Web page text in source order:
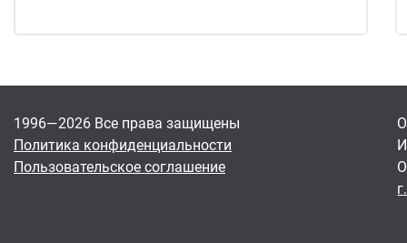
1996—2026 Все права защищены
Политика конфиденциальности
Пользовательское соглашение